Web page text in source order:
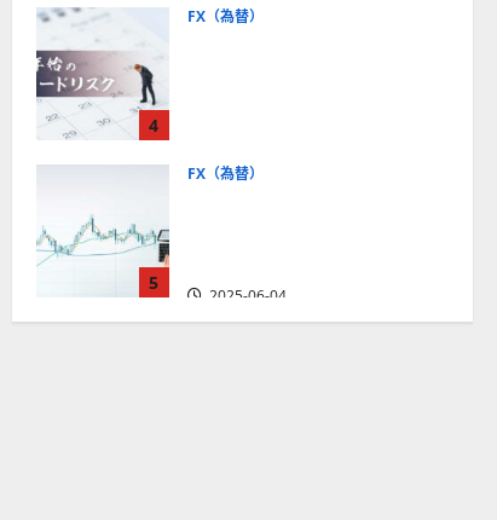
2025-06-02
4
FX（為替）
2025-06-02
5
FX（為替）
2025-06-04